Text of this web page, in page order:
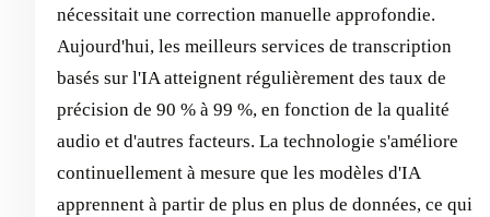
nécessitait une correction manuelle approfondie.
Aujourd'hui, les meilleurs services de transcription
basés sur l'IA atteignent régulièrement des taux de
précision de 90 % à 99 %, en fonction de la qualité
audio et d'autres facteurs. La technologie s'améliore
continuellement à mesure que les modèles d'IA
apprennent à partir de plus en plus de données, ce qui